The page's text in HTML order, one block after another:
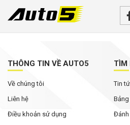
THÔNG TIN VỀ AUTO5
Về chúng tôi
Liên hệ
Điều khoản sử dụng
TÌM
Tin
Đánh